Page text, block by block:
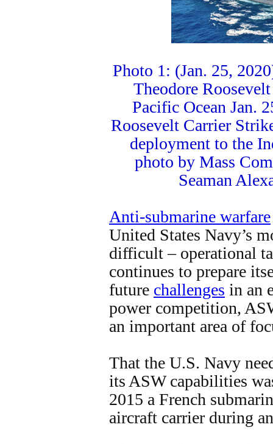
Photo 1: (Jan. 25,
Theodore
Pacific Ocean Jan.
Roosevelt Carrier
deployment to the
photo by Mass
Seaman
Anti-submarine warfare
United States Navy’s
difficult – operational
continues to prepare
future challenges in an
power competition,
an important area of
That the U.S. Navy
its ASW capabilities
2015 a French
aircraft carrier during